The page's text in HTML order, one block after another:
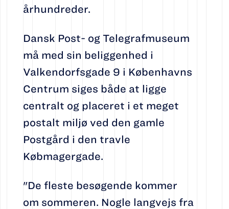
århundreder.
Dansk Post- og Telegrafmuseum
må med sin beliggenhed i
Valkendorfsgade 9 i Københavns
Centrum siges både at ligge
centralt og placeret i et meget
postalt miljø ved den gamle
Postgård i den travle
Købmagergade.
"De fleste besøgende kommer
om sommeren. Nogle langvejs fra